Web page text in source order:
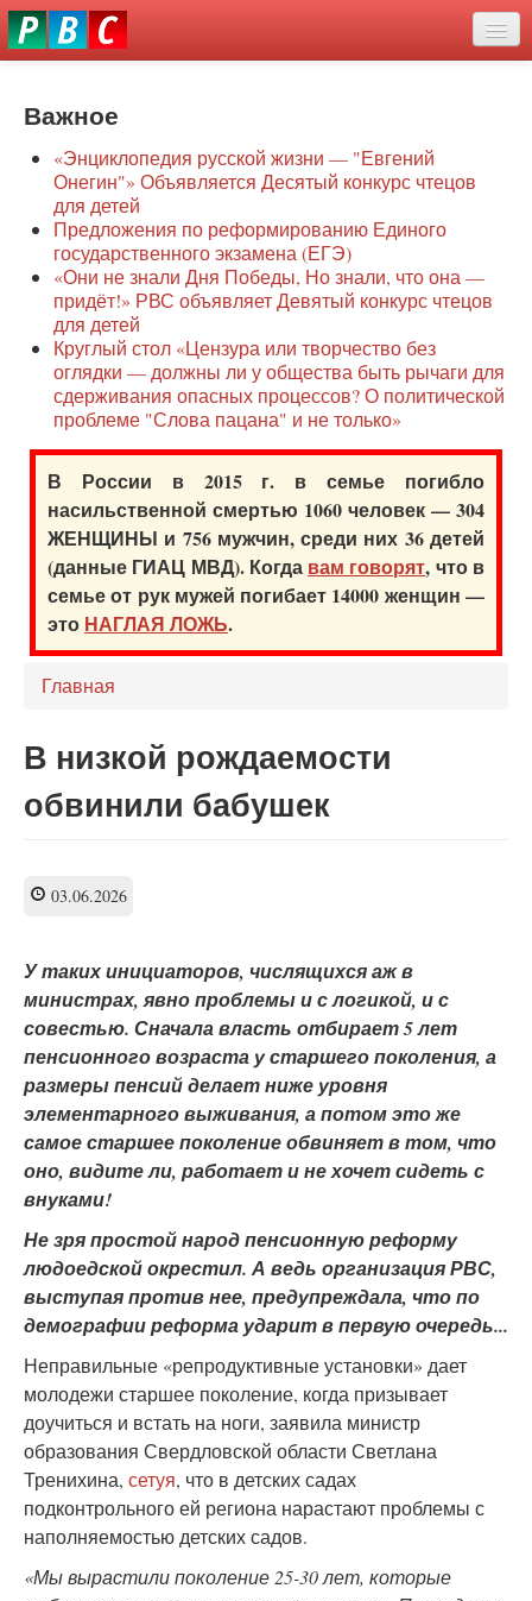
Перейти
к
О нас
Защита семей
Образование
Наше сопротивление
Регионы
Видео
Важное
«Энциклопедия русской жизни — "Евгений
Онегин"» Объявляется Десятый конкурс чтецов
для детей
Предложения по реформированию Единого
государственного экзамена (ЕГЭ)
«Они не знали Дня Победы, Но знали, что она —
придёт!» РВС объявляет Девятый конкурс чтецов
для детей
Круглый стол «Цензура или творчество без
оглядки — должны ли у общества быть рычаги для
сдерживания опасных процессов? О политической
проблеме "Слова пацана" и не только»
В России в 2015 г. в семье погибло
насильственной смертью 1060 человек — 304
ЖЕНЩИНЫ и 756 мужчин, среди них 36 детей
(данные ГИАЦ МВД). Когда вам говорят, что в
семье от рук мужей погибает 14000 женщин —
это НАГЛАЯ ЛОЖЬ.
Главная
В низкой рождаемости
обвинили бабушек
03.06.2026
У таких инициаторов, числящихся аж в
министрах, явно проблемы и с логикой, и с
совестью. Сначала власть отбирает 5 лет
пенсионного возраста у старшего поколения, а
размеры пенсий делает ниже уровня
элементарного выживания, а потом это же
самое старшее поколение обвиняет в том, что
оно, видите ли, работает и не хочет сидеть с
внуками!
Не зря простой народ пенсионную реформу
людоедской окрестил. А ведь организация РВС,
выступая против нее, предупреждала, что по
демографии реформа ударит в первую очередь...
Неправильные «репродуктивные установки» дает
молодежи старшее поколение, когда призывает
доучиться и встать на ноги, заявила министр
образования Свердловской области Светлана
Тренихина, сетуя, что в детских садах
подконтрольного ей региона нарастают проблемы с
наполняемостью детских садов.
«Мы вырастили поколение 25-30 лет, которые